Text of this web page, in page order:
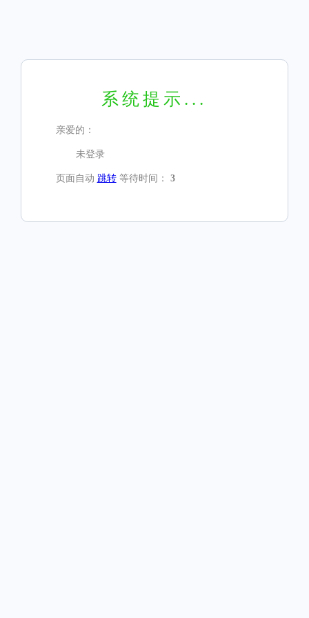
系统提示...
亲爱的：
未登录
页面自动 跳转等待时间： 3